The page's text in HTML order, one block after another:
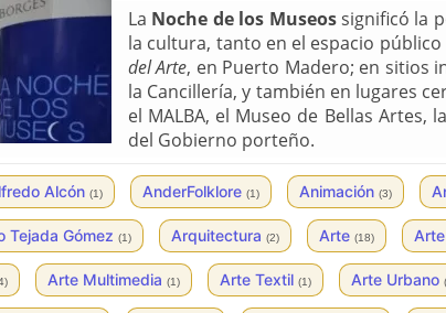
La Noche de los Museossignificó la
la cultura, tanto en el espacio
del Arte, en Puerto Madero; en sitios
la Cancillería, y también en lugares
el MALBA, el Museo de Bellas
del Gobierno porteño.
Alcón (1) AnderFolklore (1) Animación (3)
Tejada Gómez (1) Arquitectura (2) Arte (18)
Arte Multimedia (1) Arte Textil (1) Arte Urbano